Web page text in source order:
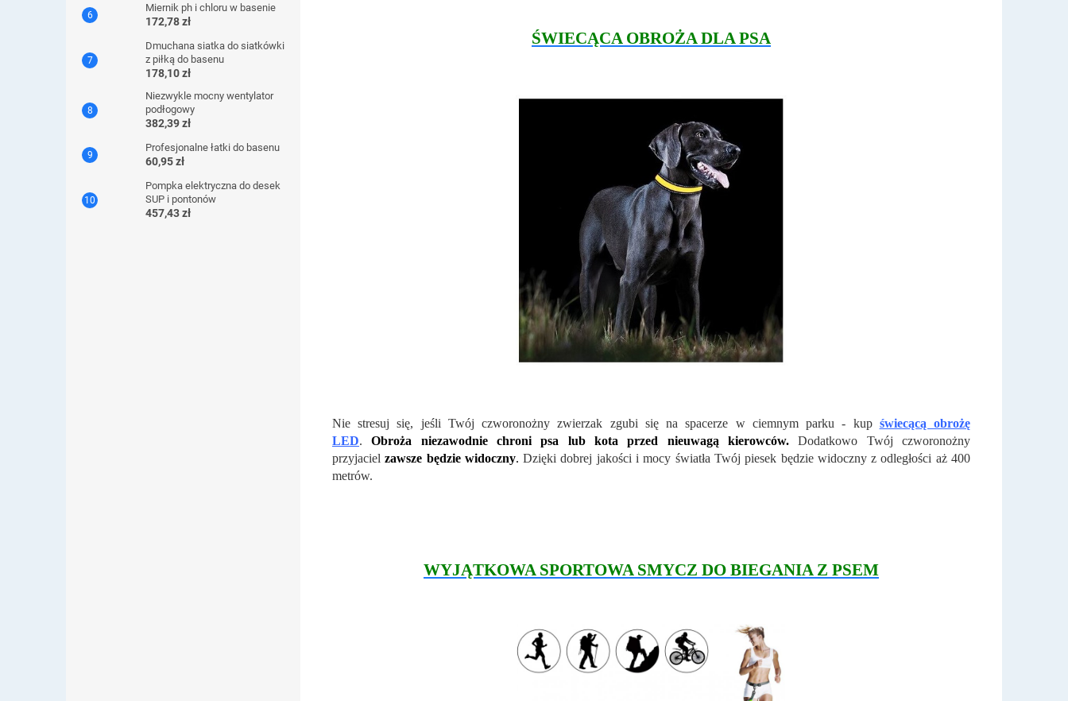
Miernik ph i chloru w basenie
172,78 zł
Dmuchana siatka do siatkówki
z piłką do basenu
178,10 zł
Niezwykle mocny wentylator
podłogowy
382,39 zł
Profesjonalne łatki do basenu
60,95 zł
Pompka elektryczna do desek
SUP i pontonów
457,43 zł
ŚWIECĄCA OBROŻA DLA PSA
Nie stresuj się, jeśli Twój czworonożny zwierzak zgubi się na spacerze w ciemnym parku - kup świecącą obrożę
LED.Obroża niezawodnie chroni psa lub kota przed nieuwagą kierowców. Dodatkowo Twój czworonożny
przyjacielzawsze będzie widoczny. Dzięki dobrej jakości i mocy światła Twój piesek będzie widoczny z odległości aż 400
metrów.
WYJĄTKOWA SPORTOWA SMYCZ DO BIEGANIA Z PSEM